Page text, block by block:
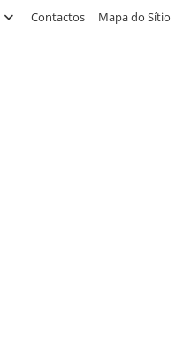
Contactos Mapa do Sítio